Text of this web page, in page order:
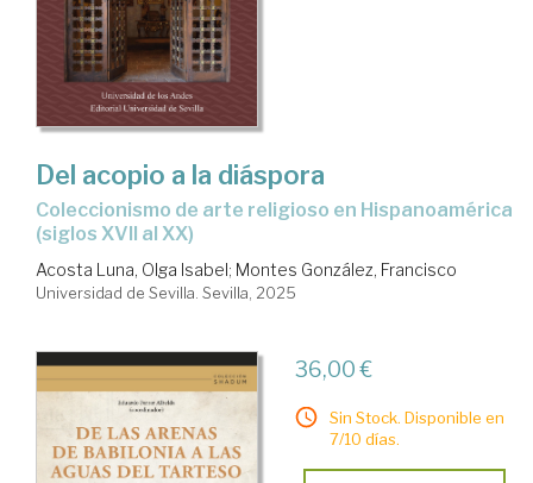
Del acopio a la diáspora
Coleccionismo de arte religioso en Hispanoamérica
(siglos XVII al XX)
Acosta Luna, Olga Isabel; Montes González, Francisco
Universidad de Sevilla. Sevilla, 2025
36,00 €
Sin Stock. Disponible en
7/10 días.